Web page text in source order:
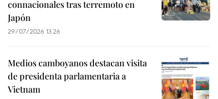
connacionales tras terremoto en
Japón
29/07/2026 13:26
Medios camboyanos destacan visita
de presidenta parlamentaria a
Vietnam